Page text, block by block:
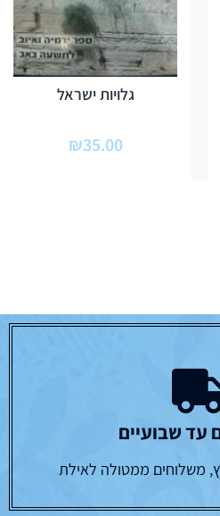
גלויות ישראל
₪35.00
עד שבועיים
משלוחים ממטולה לאילת